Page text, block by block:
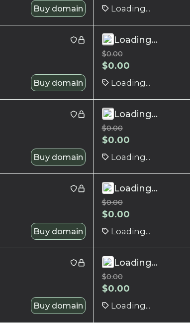
Buy domain Loading...
Buy domain
Loading...
$0.00
$0.00
Loading...
Buy domain
Loading...
$0.00
$0.00
Loading...
Buy domain
Loading...
$0.00
$0.00
Loading...
Buy domain
Loading...
$0.00
$0.00
Loading...